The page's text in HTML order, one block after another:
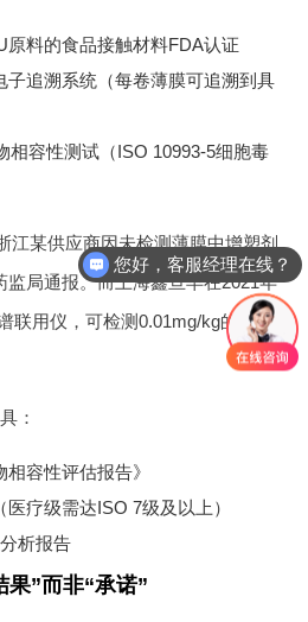
原料的食品接触材料FDA认证
子追溯系统（每卷薄膜可追溯到具
相容性测试（ISO 10993-5细胞毒
江某供应商因未检测薄膜中增塑剂
局通报。而上海鑫亘早在2021年
联用仪，可检测0.01mg/kg的残留
：
容性评估报告》
疗级需达ISO 7级及以上）
析报告
果”而非“承诺”
您好，客服经理在线？